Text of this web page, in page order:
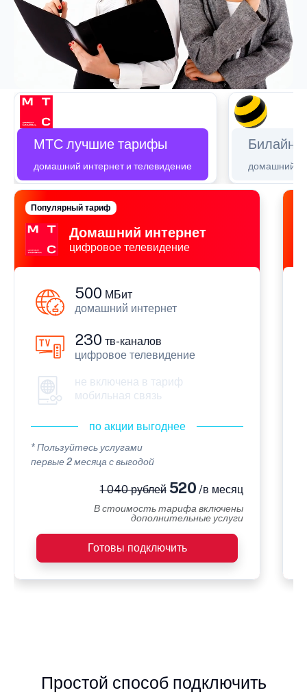
МТС лучшие тарифы
домашний интернет и телевидение
Билайн
домашний
Домашний интернет
цифровое телевидение
Популярный тариф
500 МБит
домашний интернет
230 тв-каналов
цифровое телевидение
не включена в тариф
мобильная связь
по акции выгоднее
* Пользуйтесь услугами
первые 2 месяца с выгодой
1 040 рублей520 /в месяц
В стоимость тарифа включены
дополнительные услуги
Готовы подключить
Простой способ подключить